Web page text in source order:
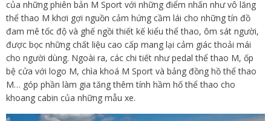
của những phiên bản M Sport với những điểm nhấn như vô lăng
thể thao M khơi gợi nguồn cảm hứng cầm lái cho những tín đồ
đam mê tốc độ và ghế ngồi thiết kế kiểu thể thao, ôm sát người,
được bọc những chất liệu cao cấp mang lại cảm giác thoải mái
cho người dùng. Ngoài ra, các chi tiết như pedal thể thao M, ốp
bệ cửa với logo M, chìa khoá M Sport và bảng đồng hồ thể thao
M… góp phần làm gia tăng thêm tính hầm hố thể thao cho
khoang cabin của những mẫu xe.